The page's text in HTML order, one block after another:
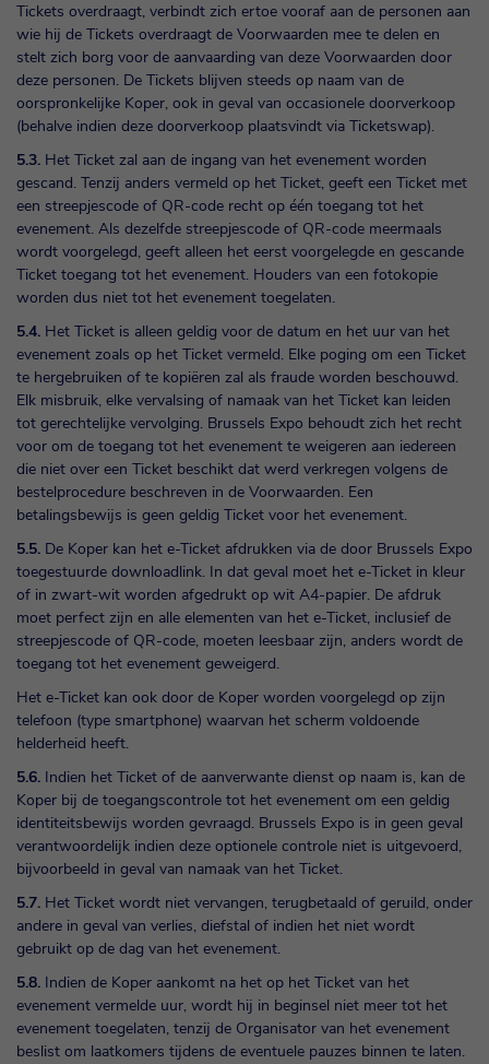
Tickets overdraagt, verbindt zich ertoe vooraf aan de personen aan
wie hij de Tickets overdraagt de Voorwaarden mee te delen en
stelt zich borg voor de aanvaarding van deze Voorwaarden door
deze personen. De Tickets blijven steeds op naam van de
oorspronkelijke Koper, ook in geval van occasionele doorverkoop
(behalve indien deze doorverkoop plaatsvindt via Ticketswap).
5.3. Het Ticket zal aan de ingang van het evenement worden
gescand. Tenzij anders vermeld op het Ticket, geeft een Ticket met
een streepjescode of QR-code recht op één toegang tot het
evenement. Als dezelfde streepjescode of QR-code meermaals
wordt voorgelegd, geeft alleen het eerst voorgelegde en gescande
Ticket toegang tot het evenement. Houders van een fotokopie
worden dus niet tot het evenement toegelaten.
5.4. Het Ticket is alleen geldig voor de datum en het uur van het
evenement zoals op het Ticket vermeld. Elke poging om een Ticket
te hergebruiken of te kopiëren zal als fraude worden beschouwd.
Elk misbruik, elke vervalsing of namaak van het Ticket kan leiden
tot gerechtelijke vervolging. Brussels Expo behoudt zich het recht
voor om de toegang tot het evenement te weigeren aan iedereen
die niet over een Ticket beschikt dat werd verkregen volgens de
bestelprocedure beschreven in de Voorwaarden. Een
betalingsbewijs is geen geldig Ticket voor het evenement.
5.5. De Koper kan het e-Ticket afdrukken via de door Brussels Expo
toegestuurde downloadlink. In dat geval moet het e-Ticket in kleur
of in zwart-wit worden afgedrukt op wit A4-papier. De afdruk
moet perfect zijn en alle elementen van het e-Ticket, inclusief de
streepjescode of QR-code, moeten leesbaar zijn, anders wordt de
toegang tot het evenement geweigerd.
Het e-Ticket kan ook door de Koper worden voorgelegd op zijn
telefoon (type smartphone) waarvan het scherm voldoende
helderheid heeft.
5.6. Indien het Ticket of de aanverwante dienst op naam is, kan de
Koper bij de toegangscontrole tot het evenement om een geldig
identiteitsbewijs worden gevraagd. Brussels Expo is in geen geval
verantwoordelijk indien deze optionele controle niet is uitgevoerd,
bijvoorbeeld in geval van namaak van het Ticket.
5.7. Het Ticket wordt niet vervangen, terugbetaald of geruild, onder
andere in geval van verlies, diefstal of indien het niet wordt
gebruikt op de dag van het evenement.
5.8. Indien de Koper aankomt na het op het Ticket van het
evenement vermelde uur, wordt hij in beginsel niet meer tot het
evenement toegelaten, tenzij de Organisator van het evenement
beslist om laatkomers tijdens de eventuele pauzes binnen te laten.